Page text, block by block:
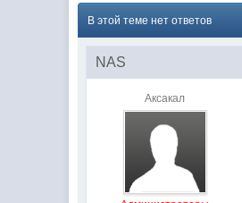
В этой теме нет ответов
NAS
Аксакал